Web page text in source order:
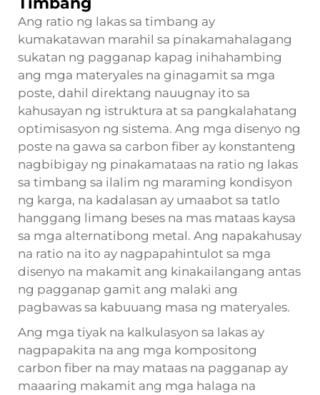
Ang ratio ng lakas sa timbang ay
kumakatawan marahil sa pinakamahalagang
sukatan ng pagganap kapag inihahambing
ang mga materyales na ginagamit sa mga
poste, dahil direktang nauugnay ito sa
kahusayan ng istruktura at sa pangkalahatang
optimisasyon ng sistema. Ang mga disenyo ng
poste na gawa sa carbon fiber ay konstanteng
nagbibigay ng pinakamataas na ratio ng lakas
sa timbang sa ilalim ng maraming kondisyon
ng karga, na kadalasan ay umaabot sa tatlo
hanggang limang beses na mas mataas kaysa
sa mga alternatibong metal. Ang napakahusay
na ratio na ito ay nagpapahintulot sa mga
disenyo na makamit ang kinakailangang antas
ng pagganap gamit ang malaki ang
pagbawas sa kabuuang masa ng materyales.
Ang mga tiyak na kalkulasyon sa lakas ay
nagpapakita na ang mga kompositong
carbon fiber na may mataas na pagganap ay
maaaring makamit ang mga halaga na